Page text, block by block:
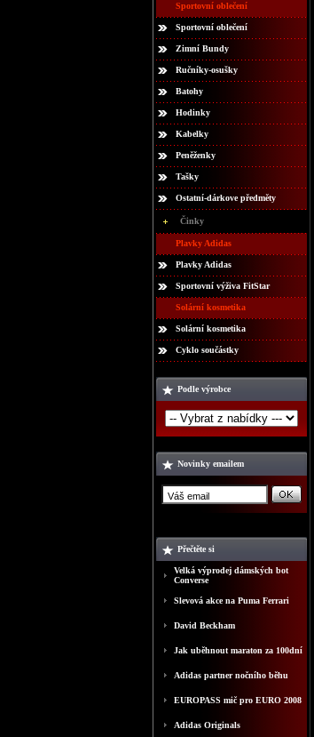
Sportovní oblečení
Sportovní oblečení
Zimní Bundy
Ručníky-osušky
Batohy
Hodinky
Kabelky
Peněženky
Tašky
Ostatní-dárkove předměty
Činky
Plavky Adidas
Plavky Adidas
Sportovní výživa FitStar
Solární kosmetika
Solární kosmetika
Cyklo součástky
Podle výrobce
Novinky emailem
Přečtěte si
Velká výprodej dámských bot
Converse
Slevová akce na Puma Ferrari
David Beckham
Jak uběhnout maraton za 100dní
Adidas partner nočního běhu
EUROPASS mič pro EURO 2008
Adidas Originals